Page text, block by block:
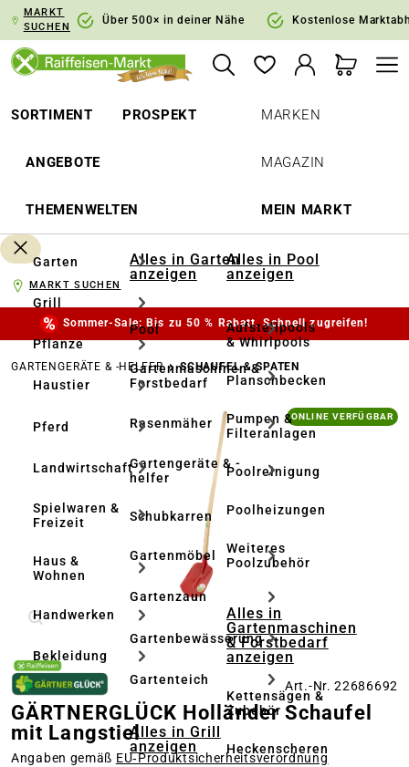
Zur Hauptnavigation springen
MARKT
SUCHEN
Über 500× in deiner Nähe Kostenlose
SORTIMENT PROSPEKT
ANGEBOTE
THEMENWELTEN
MARKEN
MAGAZIN
MEIN MARKT
Garten
Grill
Pflanze
Haustier
Pferd
Landwirtschaft
Spielwaren &
Freizeit
Haus &
Wohnen
Handwerken
Bekleidung
Alles in Garten
anzeigen
Pool
Gartenmaschinen &
Forstbedarf
Rasenmäher
Gartengeräte & -
helfer
Schubkarren
Gartenmöbel
Gartenzaun
Gartenbewässerung
Gartenteich
Alles in Grill
anzeigen
Alles in Pool
anzeigen
Aufstellpools
& Whirlpools
Planschbecken
Pumpen &
Filteranlagen
Poolreinigung
Poolheizungen
Weiteres
Poolzubehör
Alles in
Gartenmaschinen
& Forstbedarf
anzeigen
Kettensägen &
Zubehör
Heckenscheren
MARKT SUCHEN
Sommer-Sale: Bis zu 50 % Rabatt. Schnell zugreifen!
GARTENGERÄTE & -HELFER SCHAUFEL & SPATEN
Bildergalerie überspringen ONLINE VERFÜGBAR
Art.-Nr. 22686692
GÄRTNERGLÜCK Holländer Schaufel
mit Langstiel
Angaben gemäß EU‑Produktsicherheitsverordnung